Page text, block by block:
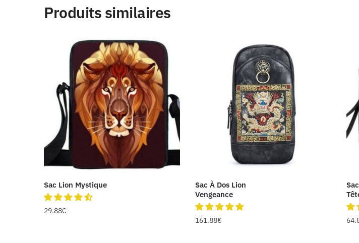
Produits similaires
Sac Lion Mystique
29.88€
Sac À Dos Lion
Vengeance
161.88€